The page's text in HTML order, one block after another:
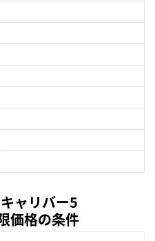
ャリバー5
価格の条件